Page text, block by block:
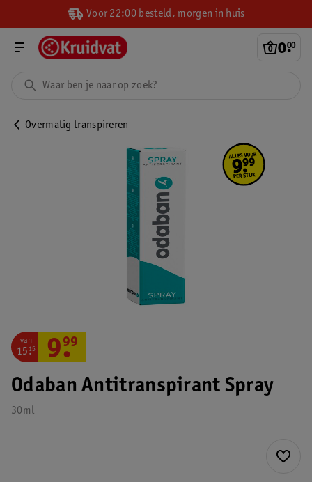
Voor 22:00 besteld, morgen in huis
0.
00
Overmatig transpireren
Odaban Antitranspirant Spray
30ml
van
15.15 9.
99